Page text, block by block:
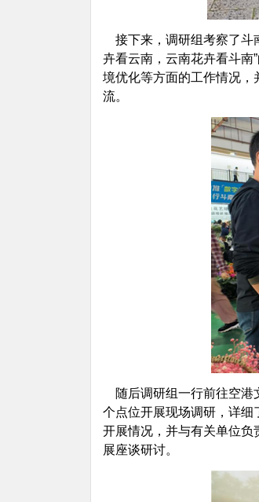
接下来，调研组考察了斗
卉看云南，云南花卉看斗南
境优化等方面的工作情况，
流。
随后调研组一行前往空港
个点位开展现场调研，详
开展情况，并与有关单位
展座谈研讨。